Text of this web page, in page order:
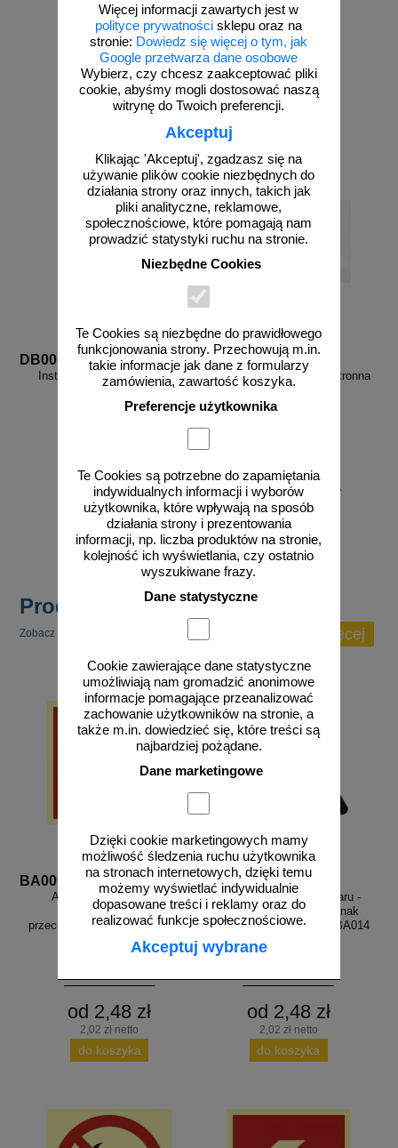
Więcej informacji zawartych jest w
polityce prywatności sklepu oraz na
stronie: Dowiedz się więcej o tym, jak
Google przetwarza dane osobowe
Wybierz, czy chcesz zaakceptować pliki
cookie, abyśmy mogli dostosować naszą
witrynę do Twoich preferencji.
Akceptuj
Klikając 'Akceptuj', zgadzasz się na
używanie plików cookie niezbędnych do
działania strony oraz innych, takich jak
pliki analityczne, reklamowe,
społecznościowe, które pomagają nam
prowadzić statystyki ruchu na stronie.
Niezbędne Cookies
Te Cookies są niezbędne do prawidłowego
funkcjonowania strony. Przechowują m.in.
takie informacje jak dane z formularzy
zamówienia, zawartość koszyka.
Preferencje użytkownika
Te Cookies są potrzebne do zapamiętania
indywidualnych informacji i wyborów
użytkownika, które wpływają na sposób
działania strony i prezentowania
informacji, np. liczba produktów na stronie,
kolejność ich wyświetlania, czy ostatnio
wyszukiwane frazy.
Dane statystyczne
Cookie zawierające dane statystyczne
umożliwiają nam gromadzić anonimowe
informacje pomagające przeanalizować
zachowanie użytkowników na stronie, a
także m.in. dowiedzieć się, które treści są
najbardziej pożądane.
Dane marketingowe
Dzięki cookie marketingowych mamy
możliwość śledzenia ruchu użytkownika
na stronach internetowych, dzięki temu
możemy wyświetlać indywidualnie
dopasowane treści i reklamy oraz do
realizować funkcje społecznościowe.
Akceptuj wybrane
od 58,04 zł
47,19 zł netto
od 58,04 zł
47,19 zł netto
DB001
Instrukcja przeciwpożarowa
ogólna
od 10,86 zł
8,83 zł netto
do koszyka
EC010
Ramka semaforowa dwustronna
20x20 - do znaków
ewakuacyjnych
od 109,73 zł
89,21 zł netto
do koszyka
Produkty popularne
Zobacz inne popularne produkty w tej kategorii. zobacz więcej
BA009
Alarmowy sygnalizator
akustyczny - znak
przeciwpożarowy ppoż - BA009
od 2,48 zł
2,02 zł netto
do koszyka
BA014
Niebezpieczeństwo pożaru -
materiały łatwopalne - znak
przeciwpożarowy ppoż - BA014
od 2,48 zł
2,02 zł netto
do koszyka